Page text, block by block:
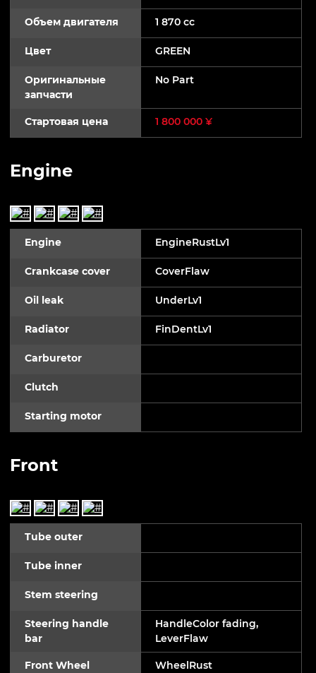
Объем двигателя 1 870 cc
Цвет GREEN
Оригинальные
запчасти
No Part
Стартовая цена 1 800 000 ¥
Engine
Engine EngineRustLv1
Crankcase cover CoverFlaw
Oil leak UnderLv1
Radiator FinDentLv1
Carburetor
Clutch
Starting motor
Front
Tube outer
Tube inner
Stem steering
Steering handle
bar
HandleColor fading,
LeverFlaw
Front Wheel WheelRust